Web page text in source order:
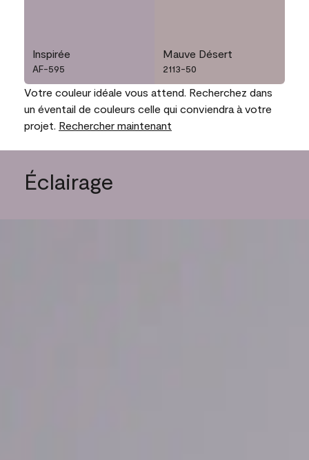
Inspirée
AF-595
Mauve Désert
2113-50
Votre couleur idéale vous attend. Recherchez dans
un éventail de couleurs celle qui conviendra à votre
projet. Rechercher maintenant
Éclairage